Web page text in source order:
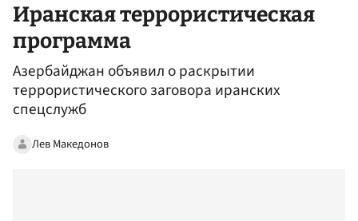
Иранская террористическая
программа
Азербайджан объявил о раскрытии
террористического заговора иранских
спецслужб
Лев Македонов